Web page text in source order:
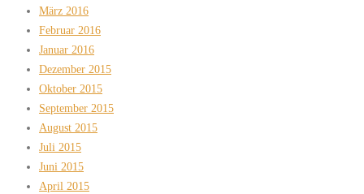
März 2016
Februar 2016
Januar 2016
Dezember 2015
Oktober 2015
September 2015
August 2015
Juli 2015
Juni 2015
April 2015